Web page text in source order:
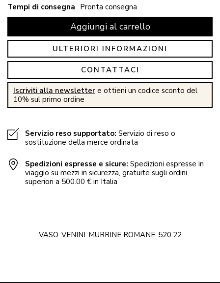
Tempi di consegna Pronta consegna
Aggiungi al carrello
ULTERIORI INFORMAZIONI
CONTATTACI
Iscriviti alla newsletter e ottieni un codice sconto del
10% sul primo ordine
Servizio reso supportato: Servizio di reso o
sostituzione della merce ordinata
Spedizioni espresse e sicure: Spedizioni espresse in
viaggio su mezzi in sicurezza, gratuite sugli ordini
superiori a 500.00 € in Italia
VASO VENINI MURRINE ROMANE 520.22